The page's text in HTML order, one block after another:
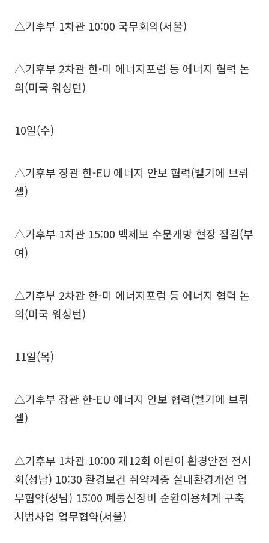
△기후부 1차관 10:00 국무회의(서울)
△기후부 2차관 한-미 에너지포럼 등 에너지 협력 논
의(미국 워싱턴)
10일(수)
△기후부 장관 한-EU 에너지 안보 협력(벨기에 브뤼
셀)
△기후부 1차관 15:00 백제보 수문개방 현장 점검(부
여)
△기후부 2차관 한-미 에너지포럼 등 에너지 협력 논
의(미국 워싱턴)
11일(목)
△기후부 장관 한-EU 에너지 안보 협력(벨기에 브뤼
셀)
△기후부 1차관 10:00 제12회 어린이 환경안전 전시
회(성남) 10:30 환경보건 취약계층 실내환경개선 업
무협약(성남) 15:00 폐통신장비 순환이용체계 구축
시범사업 업무협약(서울)